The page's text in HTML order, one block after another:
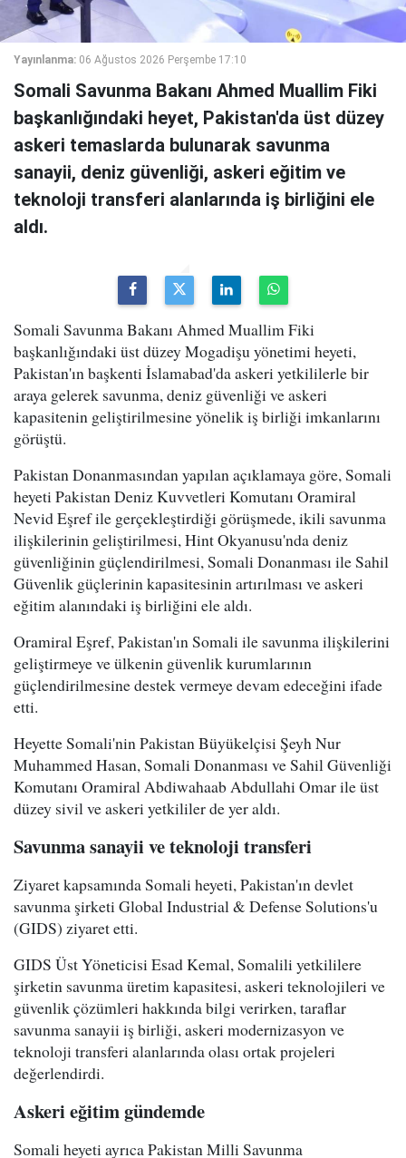
Yayınlanma: 06 Ağustos 2026 Perşembe 17:10
Somali Savunma Bakanı Ahmed Muallim Fiki
başkanlığındaki heyet, Pakistan'da üst düzey
askeri temaslarda bulunarak savunma
sanayii, deniz güvenliği, askeri eğitim ve
teknoloji transferi alanlarında iş birliğini ele
aldı.
Somali Savunma Bakanı Ahmed Muallim Fiki
başkanlığındaki üst düzey Mogadişu yönetimi heyeti,
Pakistan'ın başkenti İslamabad'da askeri yetkililerle bir
araya gelerek savunma, deniz güvenliği ve askeri
kapasitenin geliştirilmesine yönelik iş birliği imkanlarını
görüştü.
Pakistan Donanmasından yapılan açıklamaya göre, Somali
heyeti Pakistan Deniz Kuvvetleri Komutanı Oramiral
Nevid Eşref ile gerçekleştirdiği görüşmede, ikili savunma
ilişkilerinin geliştirilmesi, Hint Okyanusu'nda deniz
güvenliğinin güçlendirilmesi, Somali Donanması ile Sahil
Güvenlik güçlerinin kapasitesinin artırılması ve askeri
eğitim alanındaki iş birliğini ele aldı.
Oramiral Eşref, Pakistan'ın Somali ile savunma ilişkilerini
geliştirmeye ve ülkenin güvenlik kurumlarının
güçlendirilmesine destek vermeye devam edeceğini ifade
etti.
Heyette Somali'nin Pakistan Büyükelçisi Şeyh Nur
Muhammed Hasan, Somali Donanması ve Sahil Güvenliği
Komutanı Oramiral Abdiwahaab Abdullahi Omar ile üst
düzey sivil ve askeri yetkililer de yer aldı.
Savunma sanayii ve teknoloji transferi
Ziyaret kapsamında Somali heyeti, Pakistan'ın devlet
savunma şirketi Global Industrial & Defense Solutions'u
(GIDS) ziyaret etti.
GIDS Üst Yöneticisi Esad Kemal, Somalili yetkililere
şirketin savunma üretim kapasitesi, askeri teknolojileri ve
güvenlik çözümleri hakkında bilgi verirken, taraflar
savunma sanayii iş birliği, askeri modernizasyon ve
teknoloji transferi alanlarında olası ortak projeleri
değerlendirdi.
Askeri eğitim gündemde
Somali heyeti ayrıca Pakistan Milli Savunma